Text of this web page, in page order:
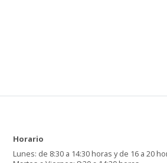
Horario
Lunes: de 8:30 a 14:30 horas y de 16 a 20